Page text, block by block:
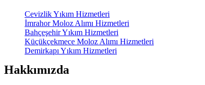
Cevizlik Yıkım Hizmetleri
İmrahor Moloz Alımı Hizmetleri
Bahçeşehir Yıkım Hizmetleri
Küçükçekmece Moloz Alımı Hizmetleri
Demirkapı Yıkım Hizmetleri
Hakkımızda